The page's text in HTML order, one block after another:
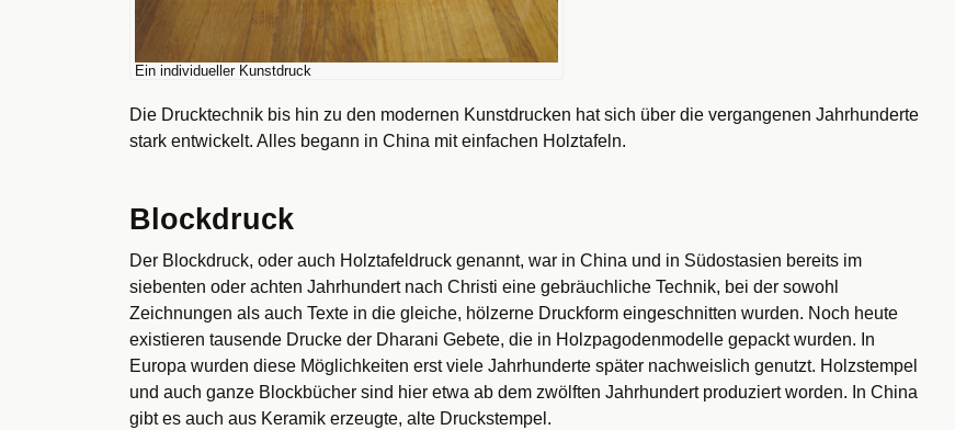
Ein individueller Kunstdruck
Die Drucktechnik bis hin zu den modernen Kunstdrucken hat sich über die vergangenen Jahrhunderte
stark entwickelt. Alles begann in China mit einfachen Holztafeln.
Blockdruck
Der Blockdruck, oder auch Holztafeldruck genannt, war in China und in Südostasien bereits im
siebenten oder achten Jahrhundert nach Christi eine gebräuchliche Technik, bei der sowohl
Zeichnungen als auch Texte in die gleiche, hölzerne Druckform eingeschnitten wurden. Noch heute
existieren tausende Drucke der Dharani Gebete, die in Holzpagodenmodelle gepackt wurden. In
Europa wurden diese Möglichkeiten erst viele Jahrhunderte später nachweislich genutzt. Holzstempel
und auch ganze Blockbücher sind hier etwa ab dem zwölften Jahrhundert produziert worden. In China
gibt es auch aus Keramik erzeugte, alte Druckstempel.